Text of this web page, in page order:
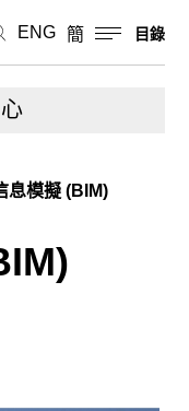
ENG 簡 目錄
息模擬 (BIM)